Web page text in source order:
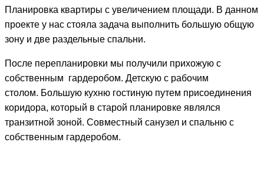
Планировка квартиры с увеличением площади. В данном
проекте у нас стояла задача выполнить большую общую
зону и две раздельные спальни.
После перепланировки мы получили прихожую с
собственным гардеробом. Детскую с рабочим
столом. Большую кухню гостиную путем присоединения
коридора, который в старой планировке являлся
транзитной зоной. Совместный санузел и спальню с
собственным гардеробом.